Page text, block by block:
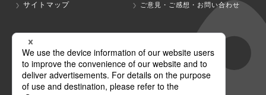
サイトマップ
ご意見・ご感想・お問い合わせ
グループ会社
テレビ朝日 テレ朝チャンネル